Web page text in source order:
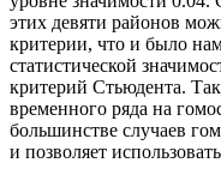
этих девяти районов
критерии, что и было
статистической
критерий Стьюдента.
временного ряда на
большинстве случаев
и позволяет